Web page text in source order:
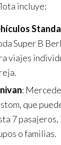
incluye:
Super B
viajes
:
que
7
o familias.